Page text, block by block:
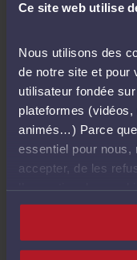
Ce site web utilise
Nous utilisons des
de notre site et pour
utilisateur fondée
plateformes
animés…) Parce
essentiel pour nous,
accepter, de les
nécessaires au
d’élargir la
consultations
automatisés,
PERBEN, tout
la validation
L’Assemblée
la suppression du
définition